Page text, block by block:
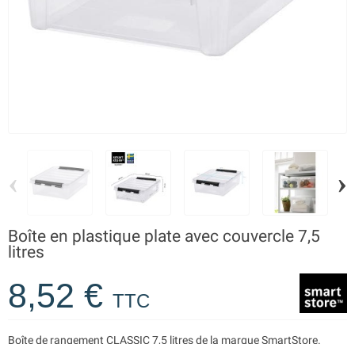
‹ ›
Boîte en plastique plate avec couvercle 7,5
litres
8,52 € TTC
Boîte de rangement CLASSIC 7,5 litres de la marque SmartStore.